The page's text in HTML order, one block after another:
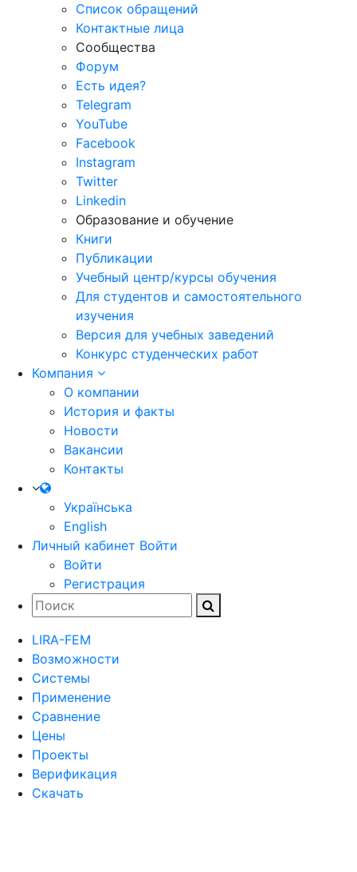
Список обращений
Контактные лица
Сообщества
Форум
Есть идея?
Telegram
YouTube
Facebook
Instagram
Twitter
Linkedin
Образование и обучение
Книги
Публикации
Учебный центр/курсы обучения
Для студентов и самостоятельного
изучения
Версия для учебных заведений
Конкурс студенческих работ
Компания
О компании
История и факты
Новости
Вакансии
Контакты
Українська
English
Личный кабинет Войти
Войти
Регистрация
LIRA-FEM
Возможности
Cистемы
Применение
Сравнение
Цены
Проекты
Верификация
Скачать